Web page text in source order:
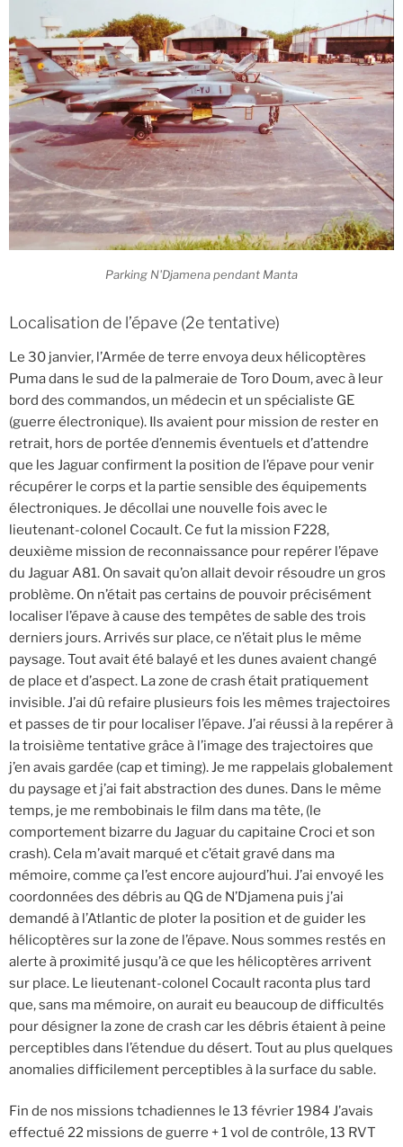
Parking N'Djamena pendant Manta
Localisation de l’épave (2e tentative)
Le 30 janvier, l’Armée de terre envoya deux hélicoptères
Puma dans le sud de la palmeraie de Toro Doum, avec à leur
bord des commandos, un médecin et un spécialiste GE
(guerre électronique). Ils avaient pour mission de rester en
retrait, hors de portée d’ennemis éventuels et d’attendre
que les Jaguar confirment la position de l’épave pour venir
récupérer le corps et la partie sensible des équipements
électroniques. Je décollai une nouvelle fois avec le
lieutenant-colonel Cocault. Ce fut la mission F228,
deuxième mission de reconnaissance pour repérer l’épave
du Jaguar A81. On savait qu’on allait devoir résoudre un gros
problème. On n’était pas certains de pouvoir précisément
localiser l’épave à cause des tempêtes de sable des trois
derniers jours. Arrivés sur place, ce n’était plus le même
paysage. Tout avait été balayé et les dunes avaient changé
de place et d’aspect. La zone de crash était pratiquement
invisible. J’ai dû refaire plusieurs fois les mêmes trajectoires
et passes de tir pour localiser l’épave. J’ai réussi à la repérer à
la troisième tentative grâce à l’image des trajectoires que
j’en avais gardée (cap et timing). Je me rappelais globalement
du paysage et j’ai fait abstraction des dunes. Dans le même
temps, je me rembobinais le film dans ma tête, (le
comportement bizarre du Jaguar du capitaine Croci et son
crash). Cela m’avait marqué et c’était gravé dans ma
mémoire, comme ça l’est encore aujourd’hui. J’ai envoyé les
coordonnées des débris au QG de N’Djamena puis j’ai
demandé à l’Atlantic de ploter la position et de guider les
hélicoptères sur la zone de l’épave. Nous sommes restés en
alerte à proximité jusqu’à ce que les hélicoptères arrivent
sur place. Le lieutenant-colonel Cocault raconta plus tard
que, sans ma mémoire, on aurait eu beaucoup de difficultés
pour désigner la zone de crash car les débris étaient à peine
perceptibles dans l’étendue du désert. Tout au plus quelques
anomalies difficilement perceptibles à la surface du sable.
Fin de nos missions tchadiennes le 13 février 1984 J’avais
effectué 22 missions de guerre + 1 vol de contrôle, 13 RVT